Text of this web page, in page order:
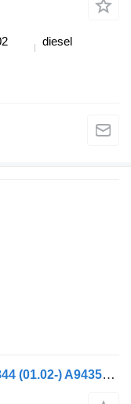
diesel
Mercedes-Benz Actros MP2/MP3 1844 (01.02-) A9435400146 dashboard voor Mercedes-Benz Actros, Axor MP1, MP2, MP3 (1996-2014) trekker